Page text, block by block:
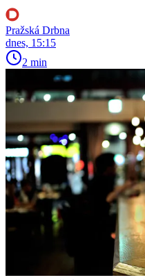
Pražská Drbna
dnes, 15:15
2 min